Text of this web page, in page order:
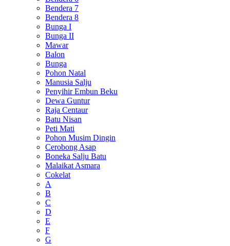
Bendera 7
Bendera 8
Bunga I
Bunga II
Mawar
Balon
Bunga
Pohon Natal
Manusia Salju
Penyihir Embun Beku
Dewa Guntur
Raja Centaur
Batu Nisan
Peti Mati
Pohon Musim Dingin
Cerobong Asap
Boneka Salju Batu
Malaikat Asmara
Cokelat
A
B
C
D
E
F
G